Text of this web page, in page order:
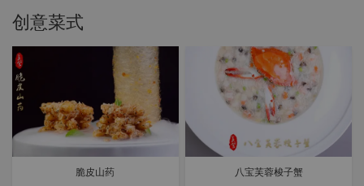
创意菜式
脆皮山药
八宝芙蓉梭子蟹